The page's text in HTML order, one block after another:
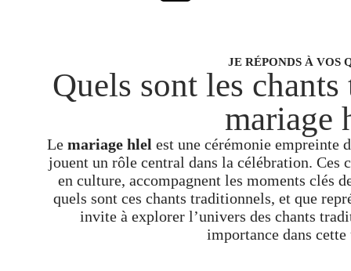
JE RÉPONDS À VOS
Quels sont les
mariage
Le mariage hlel est une cérémonie empreinte
jouent un rôle central dans la célébration. Ces
en culture, accompagnent les moments clés
quels sont ces chants traditionnels, et que
invite à explorer l’univers des chants
importance dans cette